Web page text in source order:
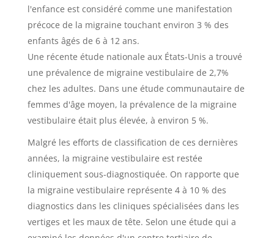
l'enfance est considéré comme une manifestation
précoce de la migraine touchant environ 3 % des
enfants âgés de 6 à 12 ans.
Une récente étude nationale aux États-Unis a trouvé
une prévalence de migraine vestibulaire de 2,7%
chez les adultes. Dans une étude communautaire de
femmes d'âge moyen, la prévalence de la migraine
vestibulaire était plus élevée, à environ 5 %.
Malgré les efforts de classification de ces dernières
années, la migraine vestibulaire est restée
cliniquement sous-diagnostiquée. On rapporte que
la migraine vestibulaire représente 4 à 10 % des
diagnostics dans les cliniques spécialisées dans les
vertiges et les maux de tête. Selon une étude qui a